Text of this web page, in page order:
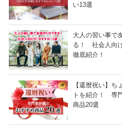
い13選
大人の習い事で
る！ 社会人向
徹底紹介！
【還暦祝い】ち
トを紹介！ 専
商品20選